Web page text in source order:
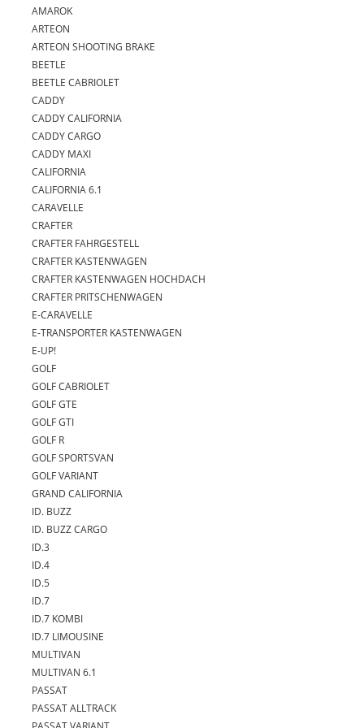
AMAROK
ARTEON
ARTEON SHOOTING BRAKE
BEETLE
BEETLE CABRIOLET
CADDY
CADDY CALIFORNIA
CADDY CARGO
CADDY MAXI
CALIFORNIA
CALIFORNIA 6.1
CARAVELLE
CRAFTER
CRAFTER FAHRGESTELL
CRAFTER KASTENWAGEN
CRAFTER KASTENWAGEN HOCHDACH
CRAFTER PRITSCHENWAGEN
E-CARAVELLE
E-TRANSPORTER KASTENWAGEN
E-UP!
GOLF
GOLF CABRIOLET
GOLF GTE
GOLF GTI
GOLF R
GOLF SPORTSVAN
GOLF VARIANT
GRAND CALIFORNIA
ID. BUZZ
ID. BUZZ CARGO
ID.3
ID.4
ID.5
ID.7
ID.7 KOMBI
ID.7 LIMOUSINE
MULTIVAN
MULTIVAN 6.1
PASSAT
PASSAT ALLTRACK